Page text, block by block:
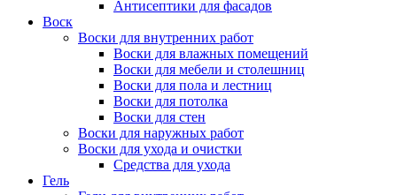
Антисептики для фасадов
Воск
Воски для внутренних работ
Воски для влажных помещений
Воски для мебели и столешниц
Воски для пола и лестниц
Воски для потолка
Воски для стен
Воски для наружных работ
Воски для ухода и очистки
Средства для ухода
Гель